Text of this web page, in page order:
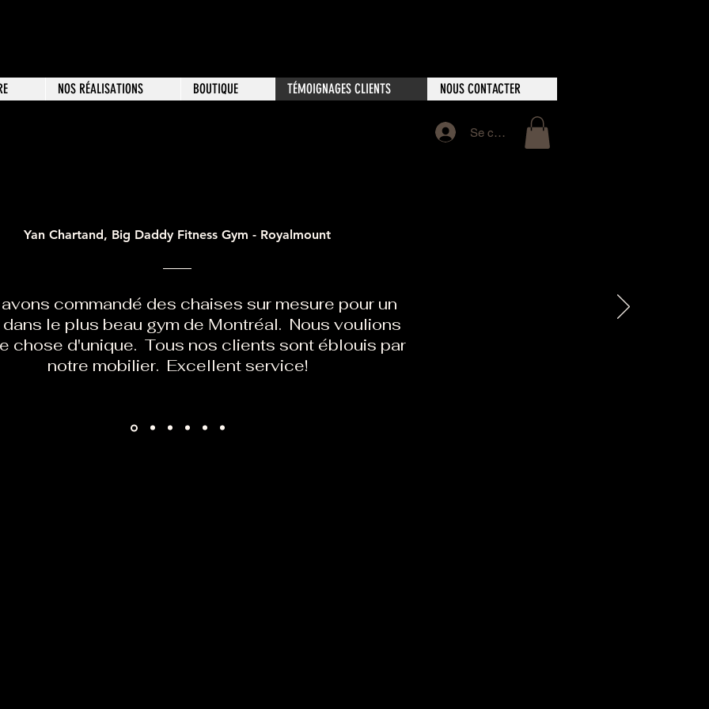
NOS RÉALISATIONS BOUTIQUE TÉMOIGNAGES CLIENTS NOUS CONTACTER
Se connecter
Yan Chartand, Big Daddy Fitness Gym - Royalmount
commandé des chaises sur mesure pour un
dans le plus beau gym de Montréal. Nous voulions
chose d'unique. Tous nos clients sont éblouis par
notre mobilier. Excellent service!